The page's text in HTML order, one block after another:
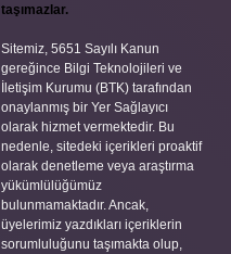
taşımazlar.
Sitemiz, 5651 Sayılı Kanun
gereğince Bilgi Teknolojileri ve
İletişim Kurumu (BTK) tarafından
onaylanmış bir Yer Sağlayıcı
olarak hizmet vermektedir. Bu
nedenle, sitedeki içerikleri proaktif
olarak denetleme veya araştırma
yükümlülüğümüz
bulunmamaktadır. Ancak,
üyelerimiz yazdıkları içeriklerin
sorumluluğunu taşımakta olup,